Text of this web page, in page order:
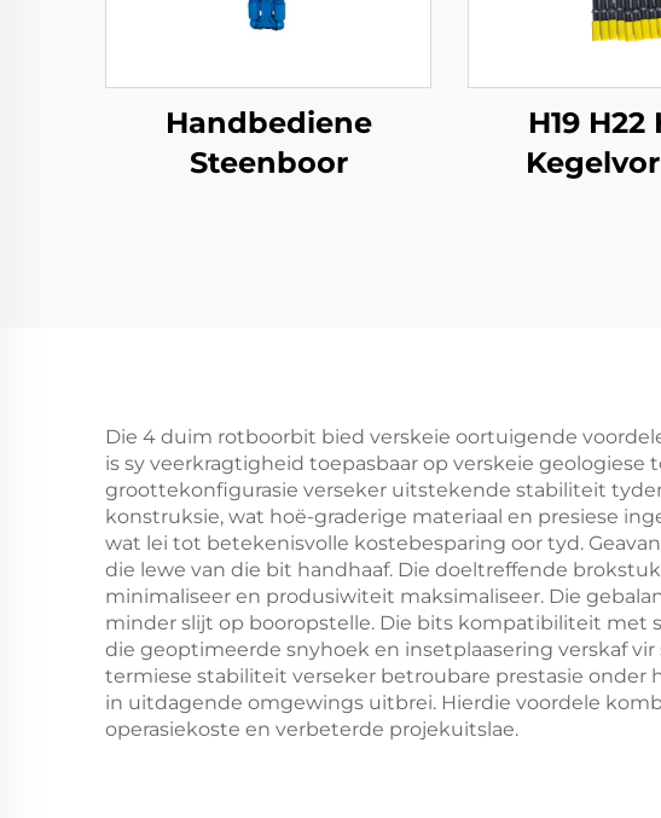
Handbediene
Steenboor
H19 H22
Die 4 duim rotboorbit bied verskeie oortuigende
is sy veerkragtigheid toepasbaar op verskeie
groottekonfigurasie verseker uitstekende stabiliteit
konstruksie, wat hoë-graderige materiaal en presiese
wat lei tot betekenisvolle kostebesparing oor tyd.
die lewe van die bit handhaaf. Die doeltreffende
minimaliseer en produsiwiteit maksimaliseer. Die
minder slijt op booropstelle. Die bits kompatibiliteit met
die geoptimeerde snyhoek en insetplaasering verskaf
termiese stabiliteit verseker betroubare prestasie
in uitdagende omgewings uitbrei. Hierdie voordele
operasiekoste en verbeterde projekuitslae.